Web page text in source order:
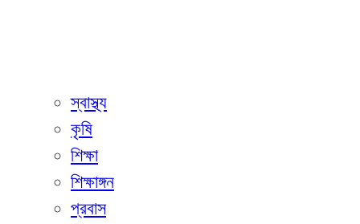
স্বাস্থ্য
কৃষি
শিক্ষা
শিক্ষাঙ্গন
প্রবাস